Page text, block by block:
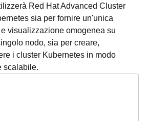
Red Hat Advanced Cluster
sia per fornire un'unica
visualizzazione omogenea su
nodo, sia per creare,
i cluster Kubernetes in modo
scalabile.